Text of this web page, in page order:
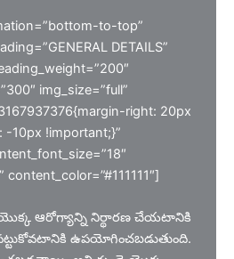
to-top”
DETAILS”
img_size=”full”
right: 20px
10px !important;}”
యొక్క ఆరోగ్యాన్ని నిర్థారణ చేయటానికి
ఉపయోగించబడుతుంది.